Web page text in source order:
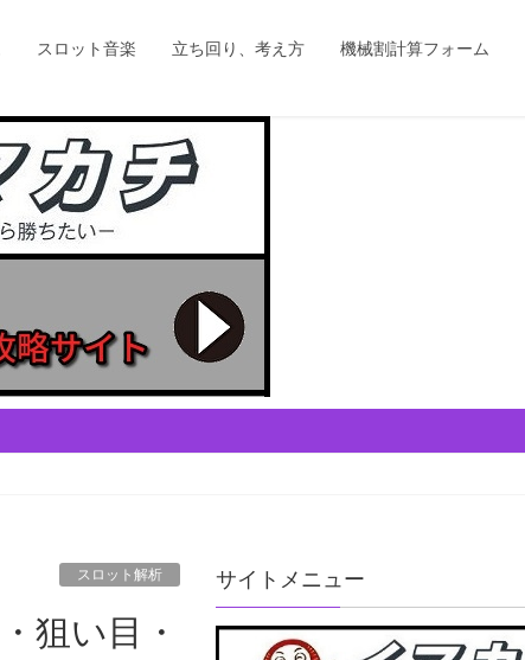
スロット音楽 立ち回り、考え方 機械割計算フォーム
スロット解析 サイトメニュー